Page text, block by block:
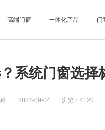
高端门窗 一体化产品 门
系统门窗选择
2024-09-04 浏览：4120